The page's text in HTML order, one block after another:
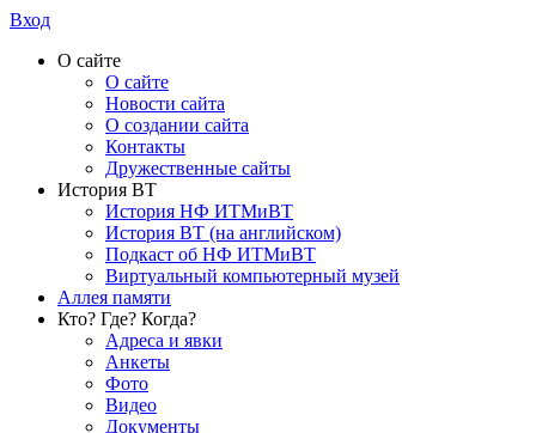
Вход
О сайте
О сайте
Новости сайта
О создании сайта
Контакты
Дружественные сайты
История ВТ
История НФ ИТМиВТ
История ВТ (на английском)
Подкаст об НФ ИТМиВТ
Виртуальный компьютерный музей
Аллея памяти
Кто? Где? Когда?
Адреса и явки
Анкеты
Фото
Видео
Документы